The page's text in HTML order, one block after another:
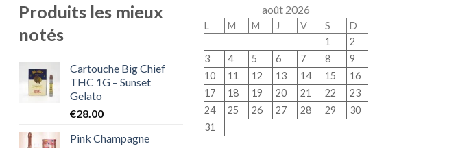
Produits les mieux
notés
Cartouche Big Chief
THC 1G – Sunset
Gelato
€28.00
Pink Champagne
août 2026
L M M J V S
D
1
2
3
4 5 6 7 8
9
10
11 12 13 14 15
16
17
18 19 20 21 22
23
24
25 26 27 28 29
30
31